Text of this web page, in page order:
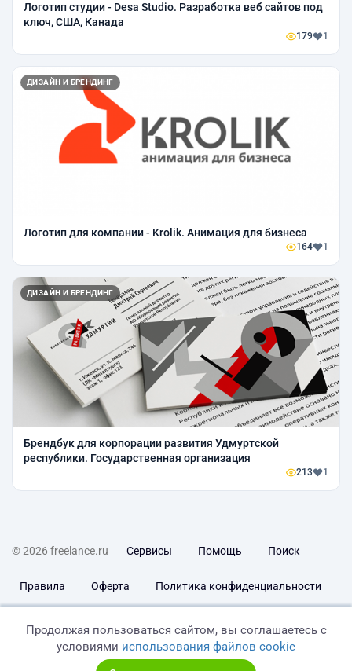
Логотип студии - Desa Studio. Разработка веб сайтов под
ключ, США, Канада
179 1
ДИЗАЙН И БРЕНДИНГ
Логотип для компании - Krolik. Анимация для бизнеса
164 1
ДИЗАЙН И БРЕНДИНГ
Брендбук для корпорации развития Удмуртской
республики. Государственная организация
213 1
© 2026 freelance.ru Сервисы Помощь Поиск
Правила Оферта Политика конфиденциальности
Продолжая пользоваться сайтом, вы соглашаетесь с
условиями использования файлов cookie